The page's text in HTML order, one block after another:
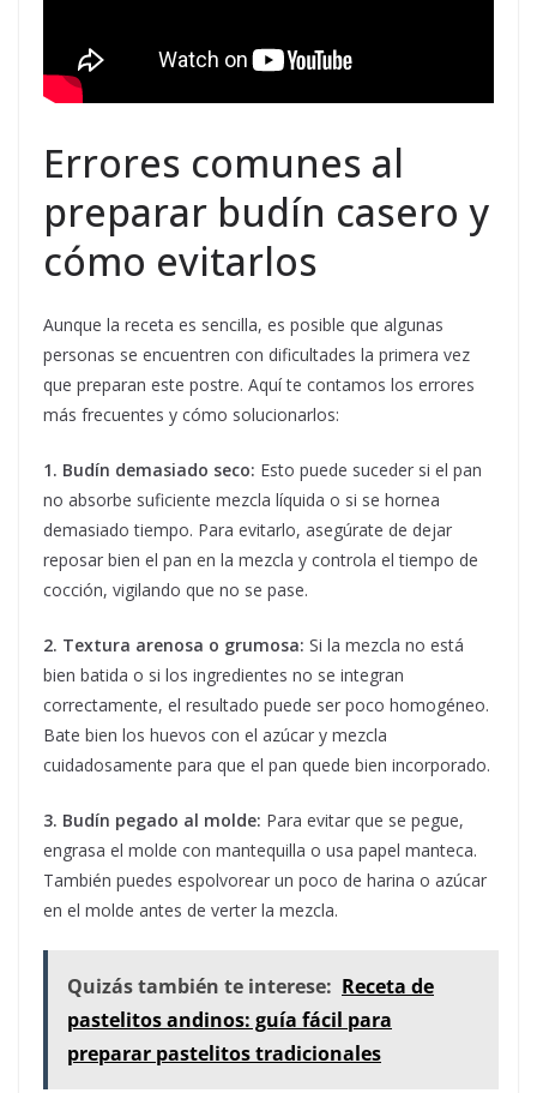
Errores comunes al
preparar budín casero y
cómo evitarlos
Aunque la receta es sencilla, es posible que algunas
personas se encuentren con dificultades la primera vez
que preparan este postre. Aquí te contamos los errores
más frecuentes y cómo solucionarlos:
1. Budín demasiado seco: Esto puede suceder si el pan
no absorbe suficiente mezcla líquida o si se hornea
demasiado tiempo. Para evitarlo, asegúrate de dejar
reposar bien el pan en la mezcla y controla el tiempo de
cocción, vigilando que no se pase.
2. Textura arenosa o grumosa: Si la mezcla no está
bien batida o si los ingredientes no se integran
correctamente, el resultado puede ser poco homogéneo.
Bate bien los huevos con el azúcar y mezcla
cuidadosamente para que el pan quede bien incorporado.
3. Budín pegado al molde: Para evitar que se pegue,
engrasa el molde con mantequilla o usa papel manteca.
También puedes espolvorear un poco de harina o azúcar
en el molde antes de verter la mezcla.
Quizás también te interese: Receta de
pastelitos andinos: guía fácil para
preparar pastelitos tradicionales